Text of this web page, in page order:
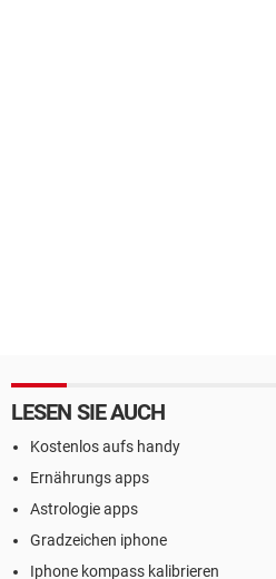
LESEN SIE AUCH
Kostenlos aufs handy
Ernährungs apps
Astrologie apps
Gradzeichen iphone
Iphone kompass kalibrieren